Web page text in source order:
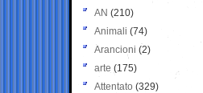
AN (210)
Animali (74)
Arancioni (2)
arte (175)
Attentato (329)